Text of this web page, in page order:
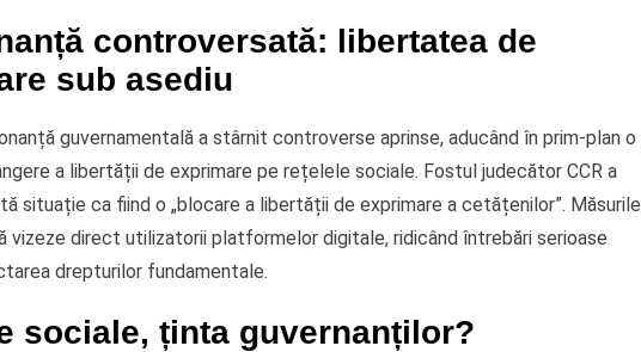
controversată: libertatea de
sub asediu
guvernamentală a stârnit controverse aprinse, aducând în prim-plan o
a libertății de exprimare pe rețelele sociale. Fostul judecător CCR a
situație ca fiind o „blocare a libertății de exprimare a cetățenilor”. Măsurile
vizeze direct utilizatorii platformelor digitale, ridicând întrebări serioase
drepturilor fundamentale.
sociale, ținta guvernanților?